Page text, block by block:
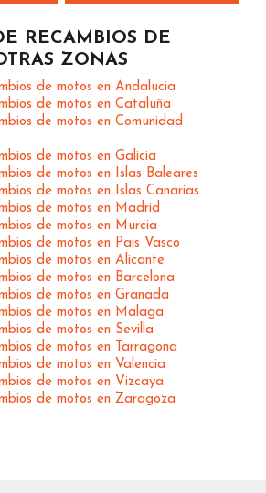
RECAMBIOS DE
ZONAS
de motos en Andalucia
de motos en Cataluña
de motos en Comunidad
de motos en Galicia
de motos en Islas Baleares
de motos en Islas Canarias
de motos en Madrid
de motos en Murcia
de motos en Pais Vasco
de motos en Alicante
de motos en Barcelona
de motos en Granada
de motos en Malaga
de motos en Sevilla
de motos en Tarragona
de motos en Valencia
de motos en Vizcaya
de motos en Zaragoza